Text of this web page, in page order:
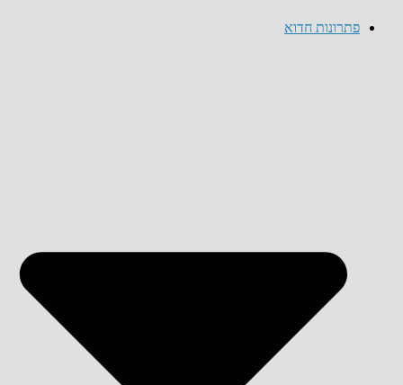
פתרונות חדוא